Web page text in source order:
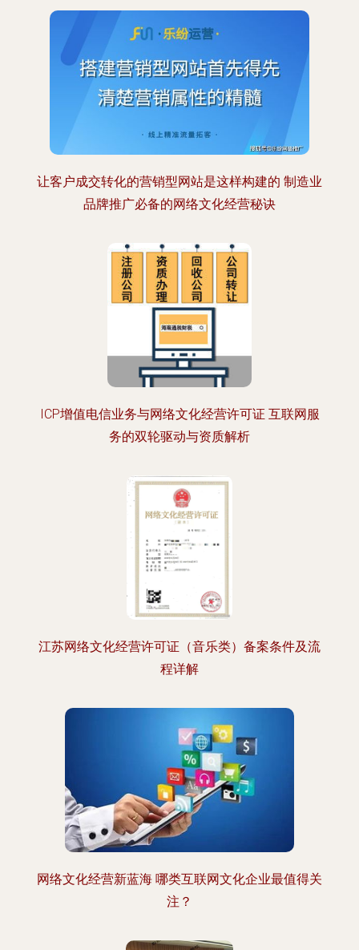
让客户成交转化的营销型网站是这样构建的 制造业
品牌推广必备的网络文化经营秘诀
ICP增值电信业务与网络文化经营许可证 互联网服
务的双轮驱动与资质解析
江苏网络文化经营许可证（音乐类）备案条件及流
程详解
网络文化经营新蓝海 哪类互联网文化企业最值得关
注？